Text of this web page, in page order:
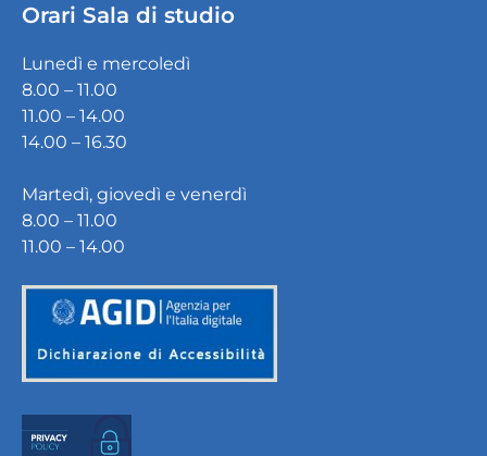
Orari Sala di studio
Lunedì e mercoledì
8.00 – 11.00
11.00 – 14.00
14.00 – 16.30
Martedì, giovedì e venerdì
8.00 – 11.00
11.00 – 14.00